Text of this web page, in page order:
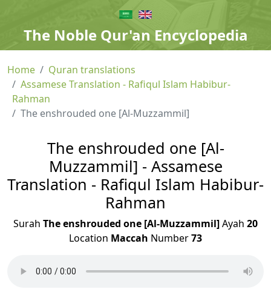
The Noble Qur'an Encyclopedia
Home
Quran translations
Assamese Translation - Rafiqul Islam Habibur-
Rahman
The enshrouded one [Al-Muzzammil]
The enshrouded one [Al-
Muzzammil] - Assamese
Translation - Rafiqul Islam Habibur-
Rahman
Surah The enshrouded one [Al-Muzzammil]Ayah 20
Location Maccah Number73